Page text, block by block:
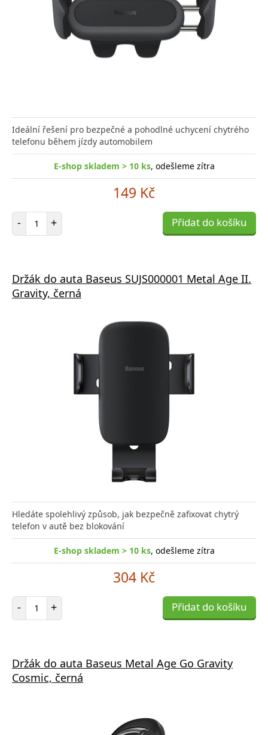
Ideální řešení pro bezpečné a pohodlné uchycení chytrého
telefonu během jízdy automobilem
E-shop skladem > 10 ks, odešleme zítra
149 Kč
- Počet položek
+ Přidat do košíku
Držák do auta Baseus SUJS000001 Metal Age II.
Gravity, černá
Hledáte spolehlivý způsob, jak bezpečně zafixovat chytrý
telefon v autě bez blokování
E-shop skladem > 10 ks, odešleme zítra
304 Kč
- Počet položek
+ Přidat do košíku
Držák do auta Baseus Metal Age Go Gravity
Cosmic, černá